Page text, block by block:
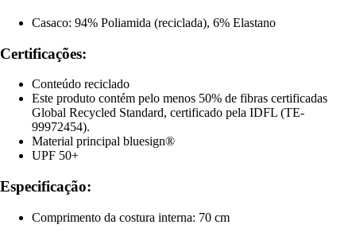
Casaco: 94% Poliamida (reciclada), 6% Elastano
Certificações:
Conteúdo reciclado
Este produto contém pelo menos 50% de fibras certificadas
Global Recycled Standard, certificado pela IDFL (TE-
99972454).
Material principal bluesign®
UPF 50+
Especificação:
Comprimento da costura interna: 70 cm